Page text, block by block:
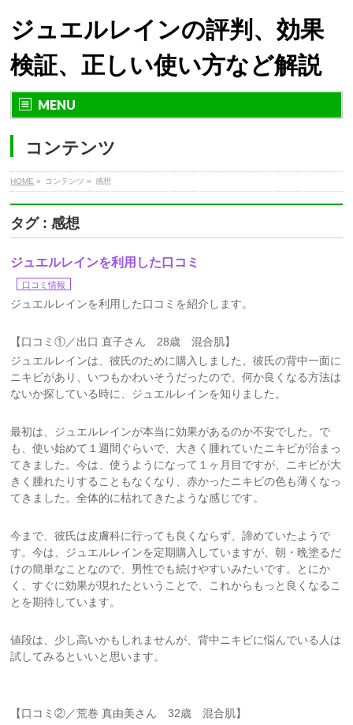
ジュエルレインの評判、効果
検証、正しい使い方など解説
MENU
コンテンツ
HOME » コンテンツ » 感想
タグ : 感想
ジュエルレインを利用した口コミ
口コミ情報
ジュエルレインを利用した口コミを紹介します。
【口コミ①／出口 直子さん 28歳 混合肌】
ジュエルレインは、彼氏のために購入しました。彼氏の背中一面に
ニキビがあり、いつもかわいそうだったので、何か良くなる方法は
ないか探している時に、ジュエルレインを知りました。
最初は、ジュエルレインが本当に効果があるのか不安でした。で
も、使い始めて１週間ぐらいで、大きく腫れていたニキビが治まっ
てきました。今は、使うようになって１ヶ月目ですが、ニキビが大
きく腫れたりすることもなくなり、赤かったニキビの色も薄くなっ
てきました。全体的に枯れてきたような感じです。
今まで、彼氏は皮膚科に行っても良くならず、諦めていたようで
す。今は、ジュエルレインを定期購入していますが、朝・晩塗るだ
けの簡単なことなので、男性でも続けやすいみたいです。とにか
く、すぐに効果が現れたということで、これからもっと良くなるこ
とを期待しています。
値段は、少し高いかもしれませんが、背中ニキビに悩んでいる人は
試してみるといいと思います。
【口コミ②／荒巻 真由美さん 32歳 混合肌】